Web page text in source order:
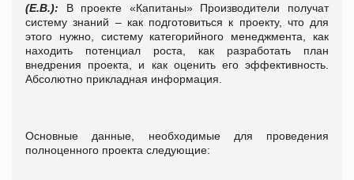
(Е.В.): В проекте «Капитаны» Производители получат
систему знаний – как подготовиться к проекту, что для
этого нужно, систему категорийного менеджмента, как
находить потенциал роста, как разработать план
внедрения проекта, и как оценить его эффективность.
Абсолютно прикладная информация.
Основные данные, необходимые для проведения
полноценного проекта следующие: